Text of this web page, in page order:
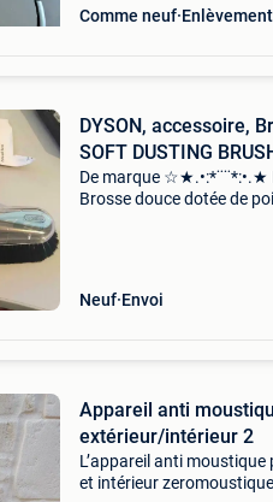
Comme neuf Enlèvement
DYSON, accessoire,
SOFT DUSTING
De marque
Brosse douce dotée de
Neuf Envoi
Appareil anti
extérieur/intérieur 2
L’appareil anti
et intérieur